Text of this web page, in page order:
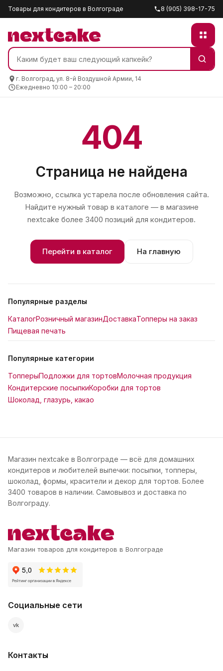
Товары для кондитеров в Волгограде 8 (905) 398-17-75
г. Волгоград, ул. 8-й Воздушной Армии, 14
Ежедневно 10:00 – 20:00
404
Страница не найдена
Возможно, ссылка устарела после обновления сайта.
Найдите нужный товар в каталоге — в магазине
nextcake более 3400 позиций для кондитеров.
Перейти в каталог На главную
Популярные разделы
КаталогРозничный магазинДоставкаТопперы на заказ
Пищевая печать
Популярные категории
ТопперыПодложки для тортовМолочная продукция
Кондитерские посыпкиКоробки для тортов
Шоколад, глазурь, какао
Магазин nextcake в Волгограде — всё для домашних
кондитеров и любителей выпечки: посыпки, топперы,
шоколад, формы, красители и декор для тортов. Более
3400 товаров в наличии. Самовывоз и доставка по
Волгограду.
Магазин товаров для кондитеров в Волгограде
Социальные сети
vk
Контакты